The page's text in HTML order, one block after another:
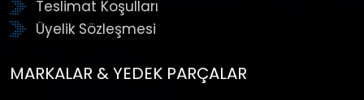
Teslimat Koşulları
Üyelik Sözleşmesi
MARKALAR & YEDEK PARÇALAR